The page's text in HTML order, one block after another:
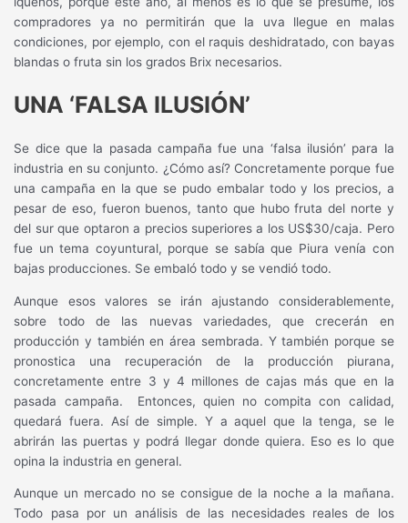
compradores ya no permitirán que la uva llegue en malas
condiciones, por ejemplo, con el raquis deshidratado, con bayas
blandas o fruta sin los grados Brix necesarios.
UNA ‘FALSA ILUSIÓN’
Se dice que la pasada campaña fue una ‘falsa ilusión’ para la
industria en su conjunto. ¿Cómo así? Concretamente porque fue
una campaña en la que se pudo embalar todo y los precios, a
pesar de eso, fueron buenos, tanto que hubo fruta del norte y
del sur que optaron a precios superiores a los US$30/caja. Pero
fue un tema coyuntural, porque se sabía que Piura venía con
bajas producciones. Se embaló todo y se vendió todo.
Aunque esos valores se irán ajustando considerablemente,
sobre todo de las nuevas variedades, que crecerán en
producción y también en área sembrada. Y también porque se
pronostica una recuperación de la producción piurana,
concretamente entre 3 y 4 millones de cajas más que en la
pasada campaña.
Entonces, quien no compita con calidad,
quedará fuera. Así de simple. Y a aquel que la tenga, se le
abrirán las puertas y podrá llegar donde quiera. Eso es lo que
opina la industria en general.
Aunque un mercado no se consigue de la noche a la mañana.
Todo pasa por un análisis de las necesidades reales de los